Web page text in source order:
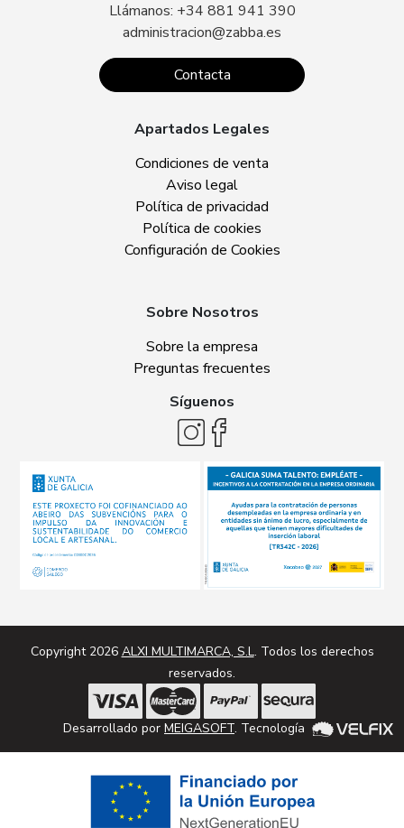
Llámanos: +34 881 941 390
administracion@zabba.es
Contacta
Apartados Legales
Condiciones de venta
Aviso legal
Política de privacidad
Política de cookies
Configuración de Cookies
Sobre Nosotros
Sobre la empresa
Preguntas frecuentes
Síguenos
Copyright 2026 ALXI MULTIMARCA, S.L. Todos los derechos
reservados.
Desarrollado por MEIGASOFT. Tecnología